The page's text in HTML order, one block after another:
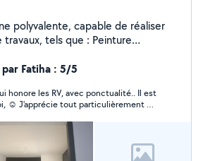
polyvalente, capable de réaliser
tels que : Peinture
de filtres
que je suis capable de réaliser
pour plus de
suis quelqu'un de gentil, sérieux et
à rendre service avec le sourire.
Fatiha : 5/5
honore les RV, avec ponctualité.. Il est
☺️ J'apprécie tout particulièrement sa
de recherche, de sa prestation. Je le